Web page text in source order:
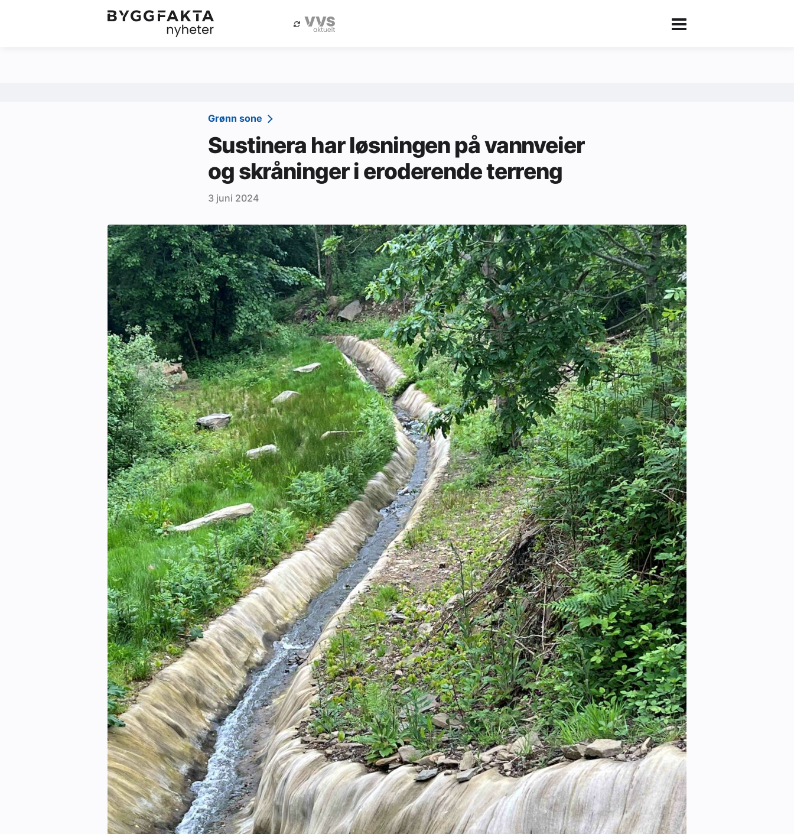
Jobbmarkedet Annonsere i Byggfakta Nyheter
Tips oss
Ledige stillinger
eBlad
Aktivitetskalender
Bransjekommentar
Nyheter
Aktuelle prosjekter
Grønn sone
Sustinera har løsningen på vannveier
og skråninger i eroderende terreng
3 juni 2024